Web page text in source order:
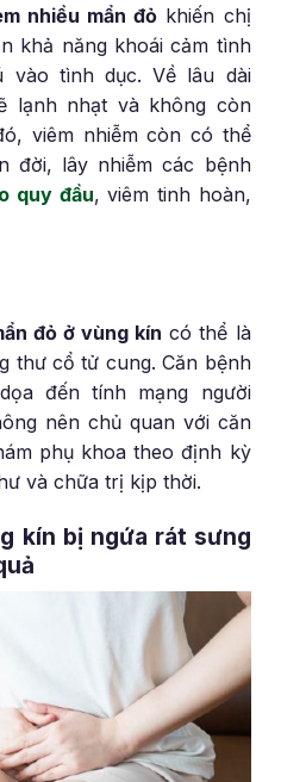
nhiều mẩn đỏ khiến chị
khả năng khoái cảm tình
vào tình dục. Về lâu dài
lạnh nhạt và không còn
viêm nhiễm còn có thể
đời, lây nhiễm các bệnh
quy đầu, viêm tinh hoàn,
đỏ ở vùng kín có thể là
thư cổ tử cung. Căn bệnh
đến tính mạng người
nên chủ quan với căn
phụ khoa theo định kỳ
và chữa trị kịp thời.
kín bị ngứa rát sưng